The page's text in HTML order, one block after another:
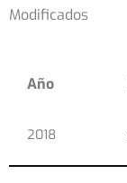
Modificados
Año
2018